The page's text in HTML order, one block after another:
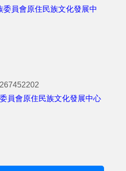
委員會原住民族文化發展中
員會原住民族文化發展中心